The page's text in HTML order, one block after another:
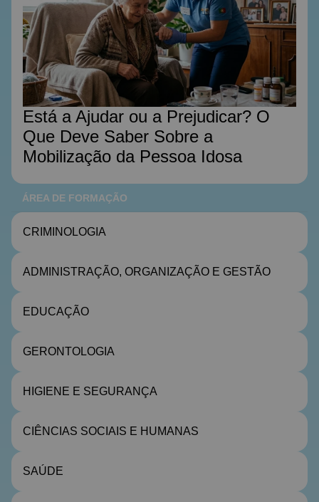
Está a Ajudar ou a Prejudicar? O
Que Deve Saber Sobre a
Mobilização da Pessoa Idosa
ÁREA DE FORMAÇÃO
CRIMINOLOGIA
ADMINISTRAÇÃO, ORGANIZAÇÃO E GESTÃO
EDUCAÇÃO
GERONTOLOGIA
HIGIENE E SEGURANÇA
CIÊNCIAS SOCIAIS E HUMANAS
SAÚDE